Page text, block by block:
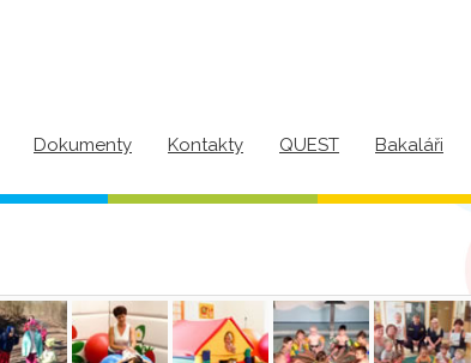
Dokumenty Kontakty QUEST Bakaláři